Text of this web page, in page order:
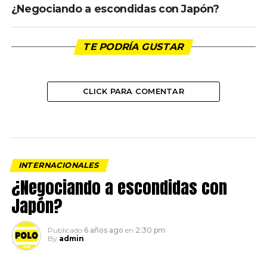
¿Negociando a escondidas con Japón?
TE PODRÍA GUSTAR
CLICK PARA COMENTAR
INTERNACIONALES
¿Negociando a escondidas con
Japón?
Publicado 6 años ago en 2:30 pm
By admin